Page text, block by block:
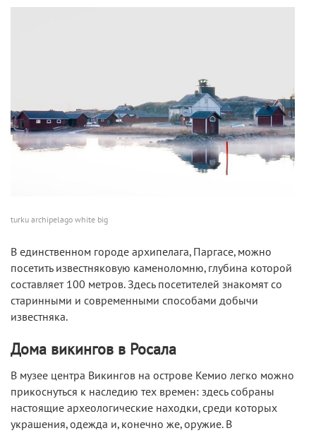
turku archipelago white big
В единственном городе архипелага, Паргасе, можно
посетить известняковую каменоломню, глубина которой
составляет 100 метров. Здесь посетителей знакомят со
старинными и современными способами добычи
известняка.
Дома викингов в Росала
В музее центра Викингов на острове Кемио легко можно
прикоснуться к наследию тех времен: здесь собраны
настоящие археологические находки, среди которых
украшения, одежда и, конечно же, оружие. В